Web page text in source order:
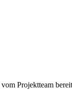
Projektteam